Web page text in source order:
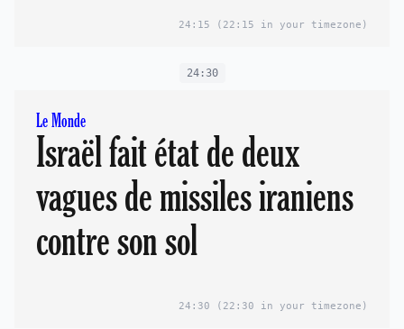
24:15 (22:15 in your timezone)
24:30
Le Monde
Israël fait état de deux
vagues de missiles iraniens
contre son sol
24:30 (22:30 in your timezone)